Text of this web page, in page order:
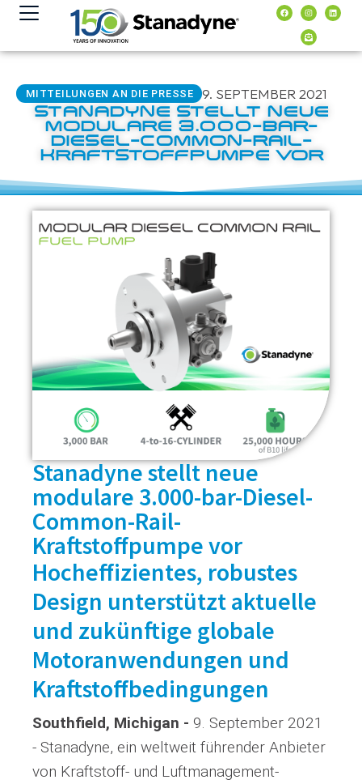
springen
MITTEILUNGEN AN DIE PRESSE 9. SEPTEMBER 2021
STANADYNE STELLT NEUE
MODULARE 3.000-BAR-
DIESEL-COMMON-RAIL-
KRAFTSTOFFPUMPE VOR
Stanadyne stellt neue
modulare 3.000-bar-Diesel-
Common-Rail-
Kraftstoffpumpe vor
Hocheffizientes, robustes
Design unterstützt aktuelle
und zukünftige globale
Motoranwendungen und
Kraftstoffbedingungen
Southfield, Michigan - 9. September 2021
- Stanadyne, ein weltweit führender Anbieter
von Kraftstoff- und Luftmanagement-